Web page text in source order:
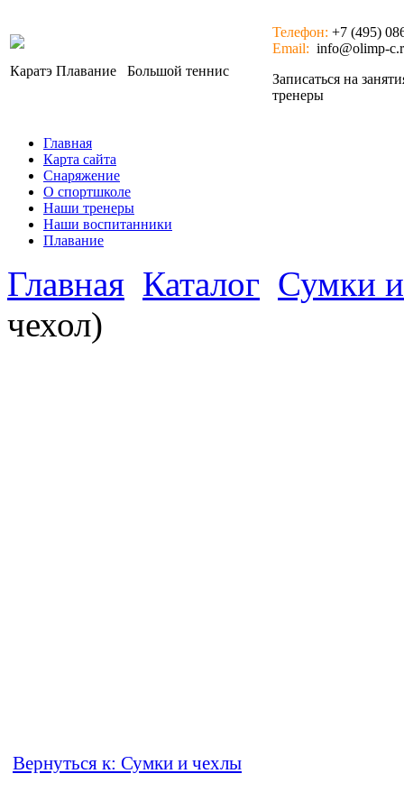
Каратэ Плавание Большой теннис
Телефон: +7 (495)
Email: info@olimp-
Записаться на
тренеры
Главная
Карта сайта
Снаряжение
О спортшколе
Наши тренеры
Наши воспитанники
Плавание
Главная Каталог Сумки
чехол)
Вернуться к: Сумки и чехлы